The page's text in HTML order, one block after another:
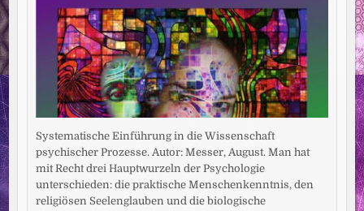
Systematische Einführung in die Wissenschaft
psychischer Prozesse. Autor: Messer, August. Man hat
mit Recht drei Hauptwurzeln der Psychologie
unterschieden: die praktische Menschenkenntnis, den
religiösen Seelenglauben und die biologische